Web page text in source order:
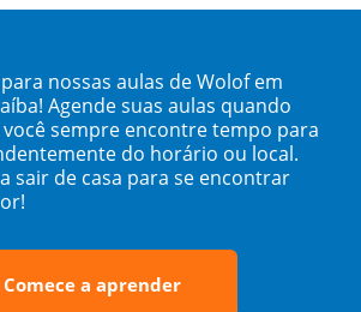
nossas aulas de Wolof em
Agende suas aulas quando
sempre encontre tempo para
do horário ou local.
sair de casa para se encontrar
Comece a aprender